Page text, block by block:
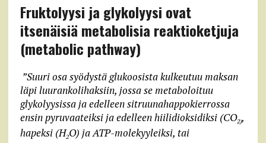
Fruktolyysi ja glykolyysi ovat
itsenäisiä metabolisia reaktioketjuja
(metabolic pathway)
”Suuri osa syödystä glukoosista kulkeutuu maksan
läpi luurankolihaksiin, jossa se metaboloituu
glykolyysissa ja edelleen sitruunahappokierrossa
ensin pyruvaateiksi ja edelleen hiilidioksidiksi (CO2),
hapeksi (H2O) ja ATP-molekyyleiksi, tai